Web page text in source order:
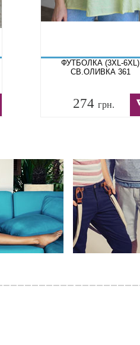
ФУТБОЛКА (3XL-6XL)
СВ.ОЛИВКА 361
274 грн.